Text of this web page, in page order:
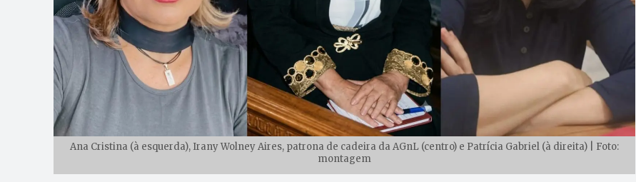
Ana Cristina (à esquerda), Irany Wolney Aires, patrona de cadeira da AGnL (centro) e Patrícia Gabriel (à direita) | Foto:
montagem